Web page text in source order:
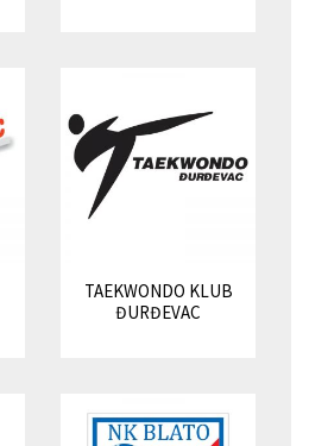
TAEKWONDO KLUB
ĐURĐEVAC